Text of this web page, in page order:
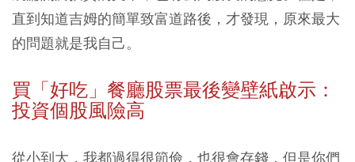
直到知道吉姆的簡單致富道路後，才發現，原來最大
的問題就是我自己。
買「好吃」餐廳股票最後變壁紙啟示：
投資個股風險高
從小到大，我都過得很節儉，也很會存錢，但是你們